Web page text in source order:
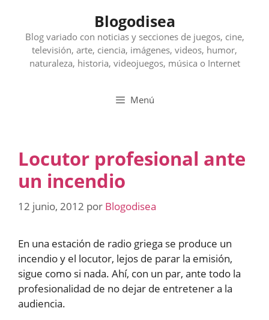
contenido
Blogodisea
Blog variado con noticias y secciones de juegos, cine,
televisión, arte, ciencia, imágenes, videos, humor,
naturaleza, historia, videojuegos, música o Internet
Menú
Locutor profesional ante
un incendio
12 junio, 2012 por Blogodisea
En una estación de radio griega se produce un
incendio y el locutor, lejos de parar la emisión,
sigue como si nada. Ahí, con un par, ante todo la
profesionalidad de no dejar de entretener a la
audiencia.